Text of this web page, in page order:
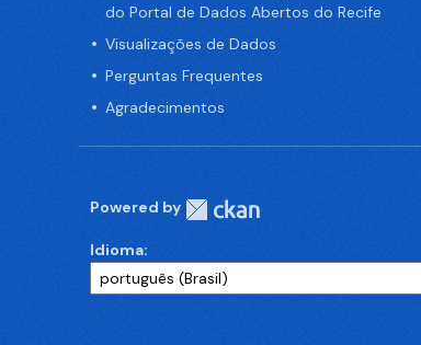
do Portal de Dados Abertos do Recife
Visualizações de Dados
Perguntas Frequentes
Agradecimentos
Powered by
Idioma